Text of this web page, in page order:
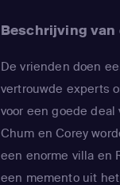
Beschrijving van
De vrienden doen
vertrouwde experts
voor een goede
Chum en Corey
een enorme villa en
een memento uit